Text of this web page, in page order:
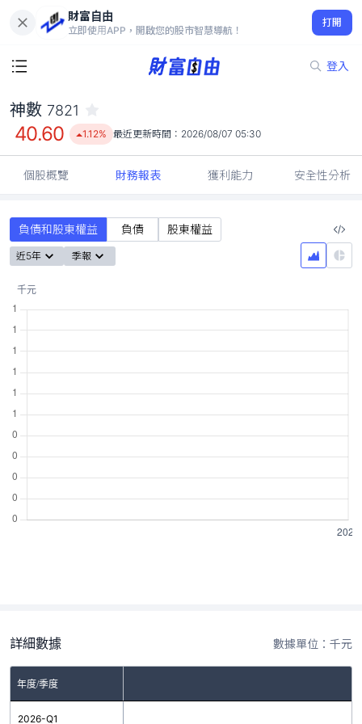
財富自由
立即使用APP，開啟您的股市智慧導航！
打開
登入
40.60
1.12%
神數 7821
40.60 1.12% 最近更新時間： 2026/08/07 05:30
個股概覽 財務報表 獲利能力 安全性分析
負債和股東權益 負債 股東權益
近5年 季報
詳細數據 數據單位：千元
年度/季度
2026-Q1